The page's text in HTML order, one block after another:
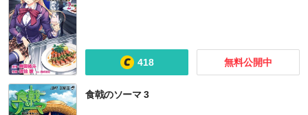
418 無料公開中
食戟のソーマ 3